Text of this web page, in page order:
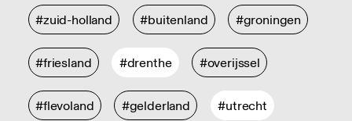
#zuid-holland #buitenland #groningen
#friesland #drenthe #overijssel
#flevoland #gelderland #utrecht